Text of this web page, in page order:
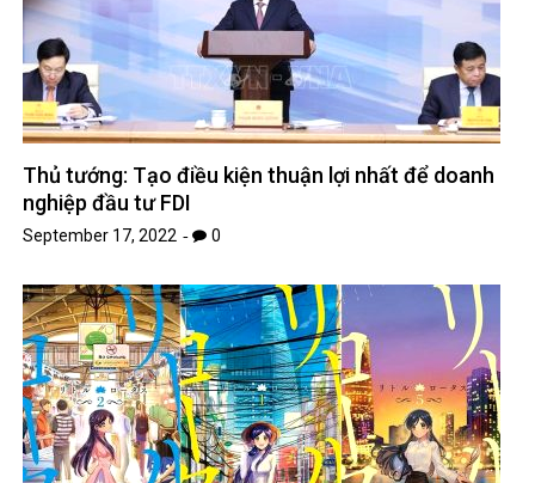
Thủ tướng: Tạo điều kiện thuận lợi nhất để doanh
nghiệp đầu tư FDI
September 17, 2022 0